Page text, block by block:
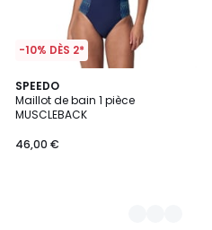
-10% DÈS 2*
SPEEDO
Maillot de bain 1 pièce
MUSCLEBACK
46,00 €
2
Couleurs